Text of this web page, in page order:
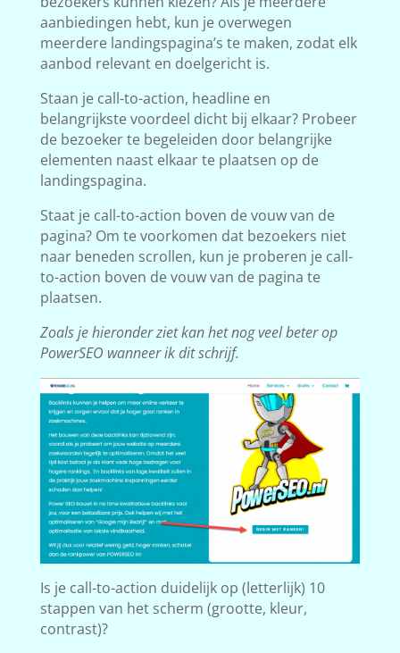
aanbiedingen hebt, kun je overwegen
meerdere landingspagina’s te maken, zodat elk
aanbod relevant en doelgericht is.
Staan je call-to-action, headline en
belangrijkste voordeel dicht bij elkaar? Probeer
de bezoeker te begeleiden door belangrijke
elementen naast elkaar te plaatsen op de
landingspagina.
Staat je call-to-action boven de vouw van de
pagina? Om te voorkomen dat bezoekers niet
naar beneden scrollen, kun je proberen je call-
to-action boven de vouw van de pagina te
plaatsen.
Zoals je hieronder ziet kan het nog veel beter op
PowerSEO wanneer ik dit schrijf.
Is je call-to-action duidelijk op (letterlijk) 10
stappen van het scherm (grootte, kleur,
contrast)?